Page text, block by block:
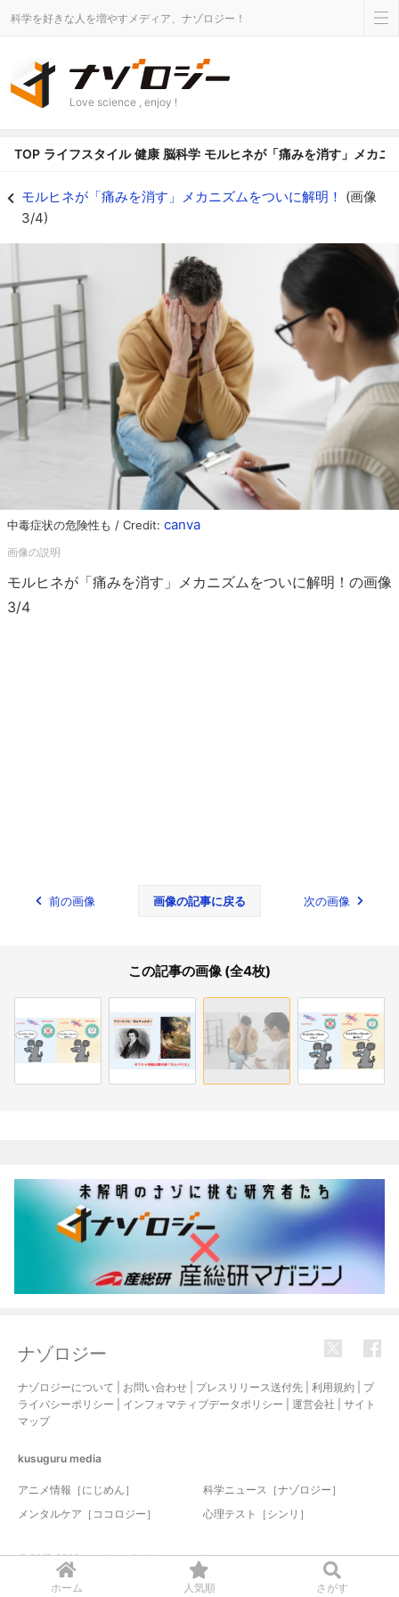
ホーム 人気順 さがす
科学を好きな人を増やすメディア、ナゾロジー！
Love science , enjoy !
TOP ライフスタイル 健康 脳科学 モルヒネが「痛みを消す」メカニ
モルヒネが「痛みを消す」メカニズムをついに解明！ (画像
3/4)
中毒症状の危険性も / Credit: canva
モルヒネが「痛みを消す」メカニズムをついに解明！の画像
3/4
前の画像 画像の記事に戻る 次の画像
この記事の画像 (全4枚)
ナゾロジー
ナゾロジーについて お問い合わせ プレスリリース送付先 利用規約
プ
ライバシーポリシー
インフォマティブデータポリシー 運営会社
サイト
マップ
kusuguru media
アニメ情報［にじめん］
科学ニュース［ナゾロジー］
メンタルケア［ココロジー］
心理テスト［シンリ］
© 2017-2026 nazology. all rights reserved.